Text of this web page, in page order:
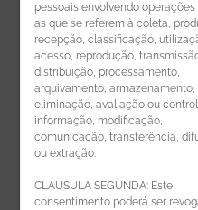
pessoais envolvendo
as que se referem à coleta,
recepção, classificação,
acesso, reprodução,
distribuição, processamento,
arquivamento, armazenamento,
eliminação, avaliação ou
informação, modificação,
comunicação, transferência,
ou extração.
CLÁUSULA SEGUNDA: Este
consentimento poderá ser
Receba